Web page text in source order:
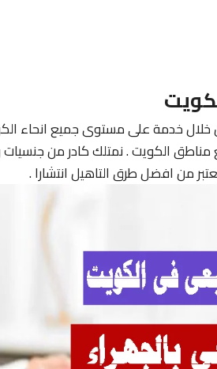
خدمة على مستوى جميع انحاء
مناطق الكويت . نمتلك كادر من
من افضل طرق التاهيل انتشارا .